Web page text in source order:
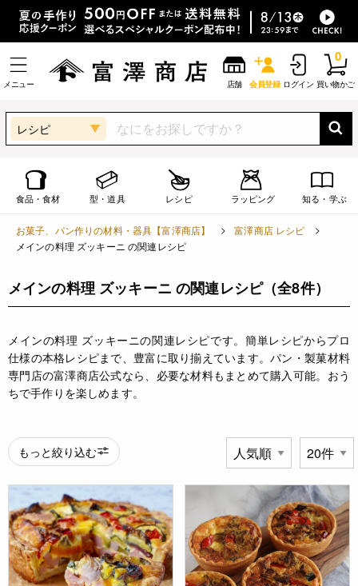
メニュー 店舗 会員登録 ログイン 買い物かご
0
レシピ
食品・食材 型・道具 レシピ ラッピング 知る・学ぶ
お菓子、パン作りの材料・器具【富澤商店】
富澤商店 レシピ
メインの料理 ズッキーニ の関連レシピ
メインの料理 ズッキーニ の関連レシピ（全8件）
メインの料理 ズッキーニの関連レシピです。簡単レシピからプロ
仕様の本格レシピまで、豊富に取り揃えています。パン・製菓材料
専門店の富澤商店公式なら、必要な材料もまとめて購入可能。おう
ちで手作りを楽しめます。
もっと絞り込む